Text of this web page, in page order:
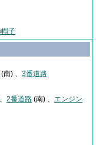
帽子
(南) 、 3番道路
、 2番道路 (南) 、 エンジン